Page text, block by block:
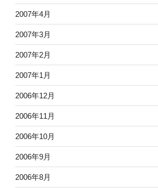
2007年4月
2007年3月
2007年2月
2007年1月
2006年12月
2006年11月
2006年10月
2006年9月
2006年8月